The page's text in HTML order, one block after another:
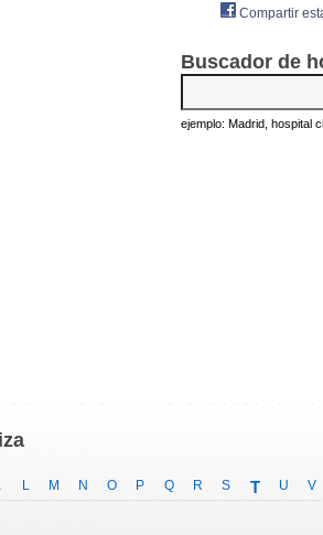
Buscador de
ejemplo: Madrid, hospital
L M N O P Q R S T U V
Compartir